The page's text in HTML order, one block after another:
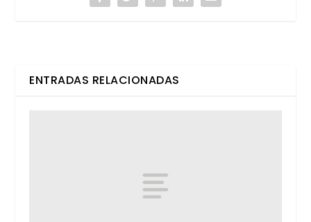
ENTRADAS RELACIONADAS